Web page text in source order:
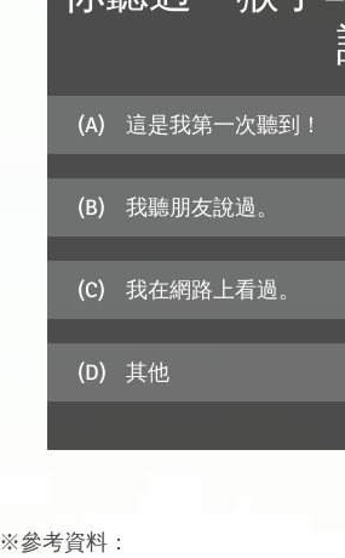
(A)	這是我第一次聽到！
(B)	我聽朋友說過。
(C)	我在網路上看過。
(D)	其他
※參考資料：